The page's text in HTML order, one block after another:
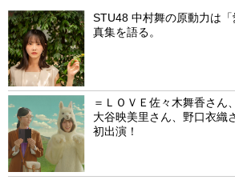
STU48 中村舞の原動力は
真集を語る。
＝ＬＯＶＥ佐々木舞香さん
大谷映美里さん、野口衣織
初出演！